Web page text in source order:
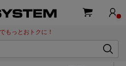
もっとおトクに！